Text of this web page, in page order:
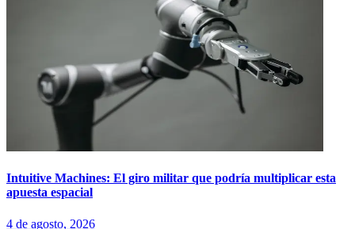
Intuitive Machines: El giro militar que podría multiplicar esta
apuesta espacial
4 de agosto, 2026